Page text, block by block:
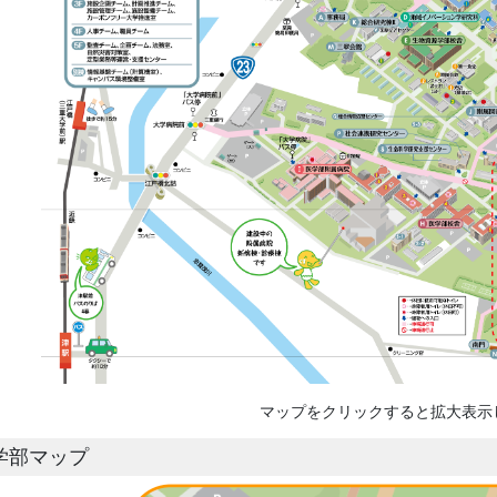
マップをクリックすると拡大表示
部マップ